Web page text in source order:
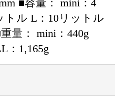
■容量： mini：4
トル L：10リットル
量： mini：440g
：1,165g